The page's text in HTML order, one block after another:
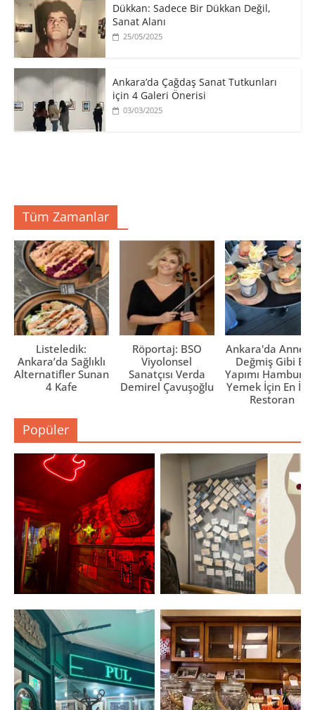
​Dükkan: Sadece Bir Dükkan Değil,
Sanat Alanı
25/05/2025
Ankara’da Çağdaş Sanat Tutkunları
için 4 Galeri Önerisi
03/03/2025
Tüm Zamanlar
Listeledik:
Ankara’da Sağlıklı
Alternatifler Sunan
4 Kafe
Röportaj: BSO
Viyolonsel
Sanatçısı Verda
Demirel Çavuşoğlu
Ankara'da Anne
Değmiş Gibi Ev
Yapımı
Yemek İçin En İyi
Restoran
Popüler